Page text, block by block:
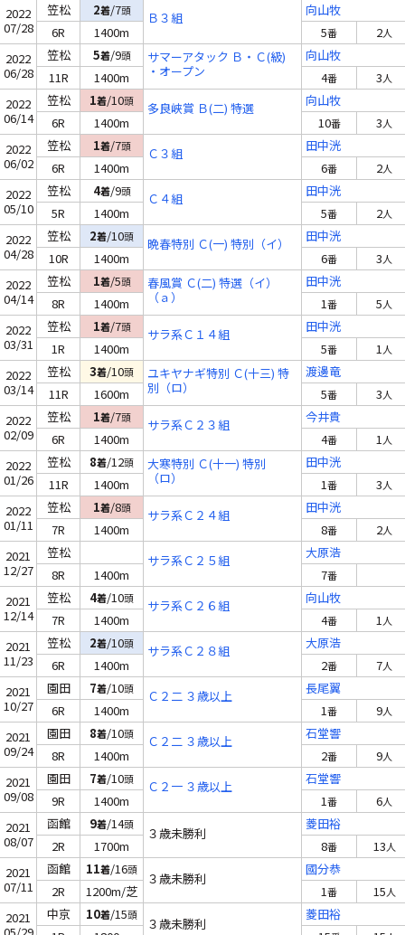
2022
07/28
笠松 2着/7頭 Ｂ３組
向山牧
6R
1400m 5番 2人
2022
06/28
笠松 5着/9頭
サマーアタック Ｂ・Ｃ(級)
・オープン
向山牧
11R
1400m 4番 3人
2022
06/14
笠松 1着/10頭 多良峡賞 Ｂ(二) 特選
向山牧
6R
1400m 10番 3人
2022
06/02
笠松 1着/7頭 Ｃ３組
田中洸
6R
1400m 6番 2人
2022
05/10
笠松 4着/9頭 Ｃ４組
田中洸
5R
1400m 5番 2人
2022
04/28
笠松 2着/10頭 晩春特別 Ｃ(一) 特別（イ）
田中洸
10R
1400m 6番 3人
2022
04/14
笠松 1着/5頭
春風賞 Ｃ(二) 特選（イ）
（ａ）
田中洸
8R
1400m 1番 5人
2022
03/31
笠松 1着/7頭 サラ系Ｃ１４組
田中洸
1R
1400m 5番 1人
2022
03/14
笠松 3着/10頭
ユキヤナギ特別 Ｃ(十三) 特
別（ロ）
渡邊竜
11R
1600m 5番 3人
2022
02/09
笠松 1着/7頭 サラ系Ｃ２３組
今井貴
6R
1400m 4番 1人
2022
01/26
笠松 8着/12頭
大寒特別 Ｃ(十一) 特別
（ロ）
田中洸
11R
1400m 1番 3人
2022
01/11
笠松 1着/8頭 サラ系Ｃ２４組
田中洸
7R
1400m 8番 2人
2021
12/27
笠松 サラ系Ｃ２５組
大原浩
8R
1400m 7番
2021
12/14
笠松 4着/10頭 サラ系Ｃ２６組
向山牧
7R
1400m 4番 1人
2021
11/23
笠松 2着/10頭 サラ系Ｃ２８組
大原浩
6R
1400m 2番 7人
2021
10/27
園田 7着/10頭 Ｃ２二 ３歳以上
長尾翼
6R
1400m 1番 9人
2021
09/24
園田 8着/10頭 Ｃ２二 ３歳以上
石堂響
8R
1400m 2番 9人
2021
09/08
園田 7着/10頭 Ｃ２一 ３歳以上
石堂響
9R
1400m 1番 6人
2021
08/07
函館 9着/14頭
３歳未勝利
菱田裕
2R
1700m 8番 13人
2021
07/11
函館 11着/16頭
３歳未勝利
國分恭
2R
1200m/芝 1番 15人
2021
中京 10着/15頭
３歳未勝利
菱田裕